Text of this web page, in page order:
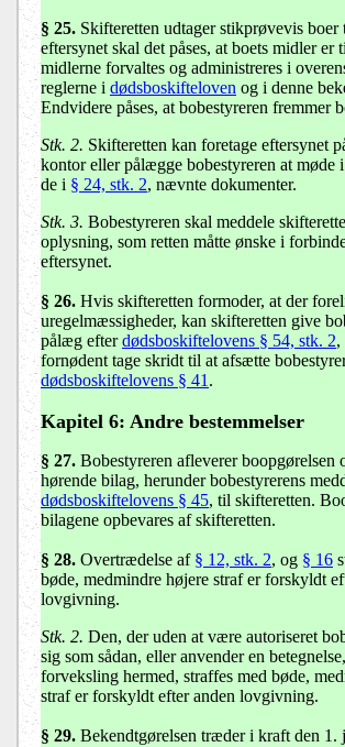
§ 25. Skifteretten udtager stikprøvevis boer
eftersynet skal det påses, at boets midler er
midlerne forvaltes og administreres i
reglerne i dødsboskifteloven og i denne
Endvidere påses, at bobestyreren fremmer
Stk. 2. Skifteretten kan foretage eftersynet
kontor eller pålægge bobestyreren at møde
de i § 24, stk. 2, nævnte dokumenter.
Stk. 3. Bobestyreren skal meddele
oplysning, som retten måtte ønske i
eftersynet.
§ 26. Hvis skifteretten formoder, at der
uregelmæssigheder, kan skifteretten give
pålæg efterdødsboskiftelovens § 54, stk. 2,
fornødent tage skridt til at afsætte
dødsboskiftelovens § 41.
Kapitel 6: Andre bestemmelser
§ 27. Bobestyreren afleverer boopgørelsen
hørende bilag, herunder bobestyrerens
dødsboskiftelovens § 45, til skifteretten.
bilagene opbevares af skifteretten.
§ 28. Overtrædelse af § 12, stk. 2, og § 16
bøde, medmindre højere straf er forskyldt
lovgivning.
Stk. 2. Den, der uden at være autoriseret
sig som sådan, eller anvender en
forveksling hermed, straffes med bøde,
straf er forskyldt efter anden lovgivning.
§ 29. Bekendtgørelsen træder i kraft den 1.